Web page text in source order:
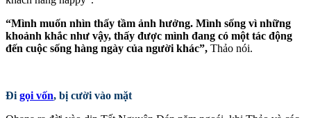
“Mình muốn nhìn thấy tầm ảnh hưởng. Mình sống vì những
khoảnh khắc như vậy, thấy được mình đang có một tác động
đến cuộc sống hàng ngày của người khác”, Thảo nói.
Đi gọi vốn, bị cười vào mặt